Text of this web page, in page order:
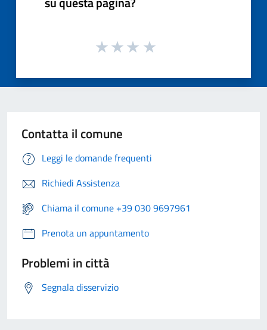
Contatta il comune
Leggi le domande frequenti
Richiedi Assistenza
Chiama il comune +39 030 9697961
Prenota un appuntamento
Problemi in città
Segnala disservizio